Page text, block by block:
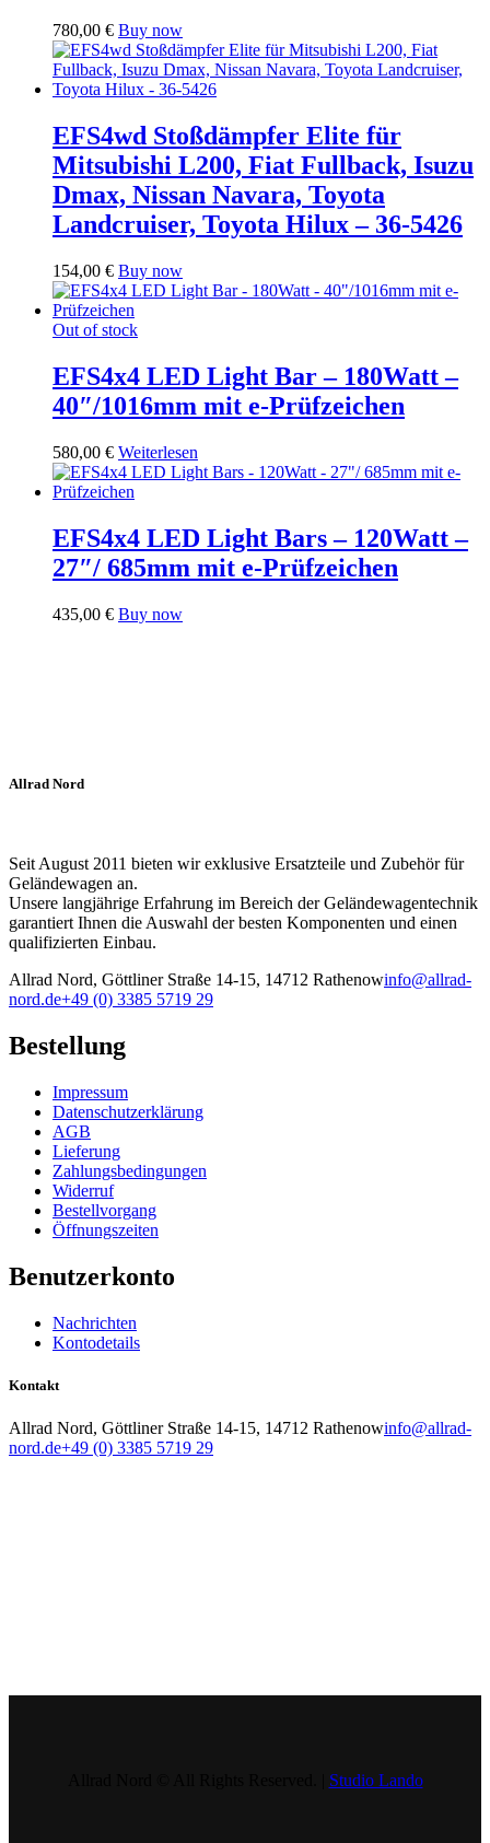
780,00 € Buy now
EFS4wd Stoßdämpfer Elite für
Mitsubishi L200, Fiat Fullback, Isuzu
Dmax, Nissan Navara, Toyota
Landcruiser, Toyota Hilux – 36-5426
154,00 € Buy now
Out of stock
EFS4x4 LED Light Bar – 180Watt –
40″/1016mm mit e-Prüfzeichen
580,00 € Weiterlesen
EFS4x4 LED Light Bars – 120Watt –
27″/ 685mm mit e-Prüfzeichen
435,00 € Buy now
Allrad Nord
Seit August 2011 bieten wir exklusive Ersatzteile und Zubehör für
Geländewagen an.
Unsere langjährige Erfahrung im Bereich der Geländewagentechnik
garantiert Ihnen die Auswahl der besten Komponenten und einen
qualifizierten Einbau.
Allrad Nord, Göttliner Straße 14-15, 14712 Rathenowinfo@allrad-
nord.de+49 (0) 3385 5719 29
Bestellung
Impressum
Datenschutzerklärung
AGB
Lieferung
Zahlungsbedingungen
Widerruf
Bestellvorgang
Öffnungszeiten
Benutzerkonto
Nachrichten
Kontodetails
Kontakt
Allrad Nord, Göttliner Straße 14-15, 14712 Rathenowinfo@allrad-
nord.de+49 (0) 3385 5719 29
Studio Lando